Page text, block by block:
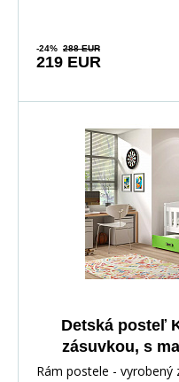
-24% 288 EUR
219 EUR
Detská posteľ
zásuvkou, s
Rám postele -